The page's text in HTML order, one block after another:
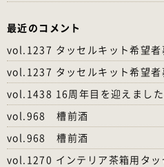
最近のコメント
vol.1237 タッセルキット希望者
vol.1237 タッセルキット希望者
vol.1438 16周年目を迎えまし
vol.968 槽前酒
vol.968 槽前酒
vol.1270 インテリア茶箱用タッ